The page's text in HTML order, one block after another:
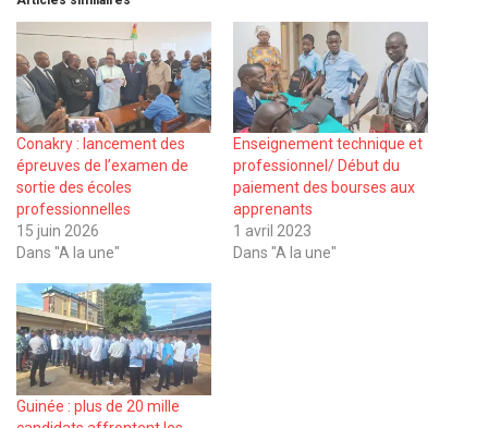
Conakry : lancement des
épreuves de l’examen de
sortie des écoles
professionnelles
15 juin 2026
Dans "A la une"
Enseignement technique et
professionnel/ Début du
paiement des bourses aux
apprenants
1 avril 2023
Dans "A la une"
Guinée : plus de 20 mille